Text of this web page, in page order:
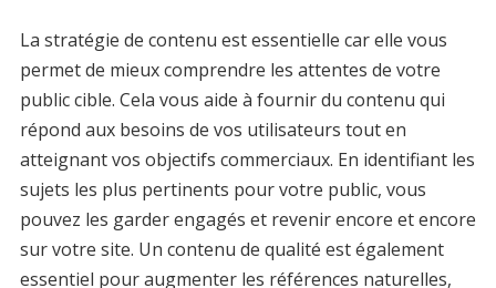
La stratégie de contenu est essentielle car elle vous
permet de mieux comprendre les attentes de votre
public cible. Cela vous aide à fournir du contenu qui
répond aux besoins de vos utilisateurs tout en
atteignant vos objectifs commerciaux. En identifiant les
sujets les plus pertinents pour votre public, vous
pouvez les garder engagés et revenir encore et encore
sur votre site. Un contenu de qualité est également
essentiel pour augmenter les références naturelles,